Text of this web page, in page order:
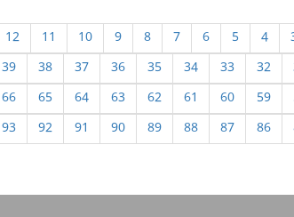
4
5
6
7
8
9
10
11
12
32
33
34
35
36
37
38
39
59
60
61
62
63
64
65
66
86
87
88
89
90
91
92
93